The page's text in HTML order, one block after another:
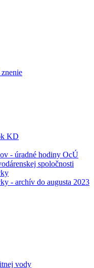
KD
- úradné hodiny OcÚ
spoločnosti
- archív do augusta 2023
vody